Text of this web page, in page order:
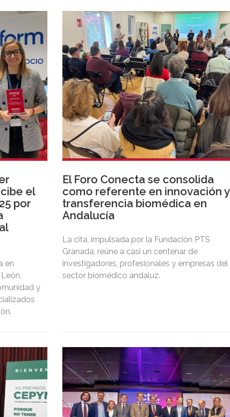
asociadas al envejecimiento o terapias
regenerativas, entre muchas otras.
el
por
en
y
El Foro Conecta se consolida
como referente en innovación y
transferencia biomédica en
Andalucía
La cita, impulsada por la Fundación PTS
Granada, reúne a casi un centenar de
investigadores, profesionales y empresas del
sector biomédico andaluz.